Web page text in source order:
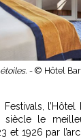
- © Hôtel
Festivals,
siècle le
et 1926 par